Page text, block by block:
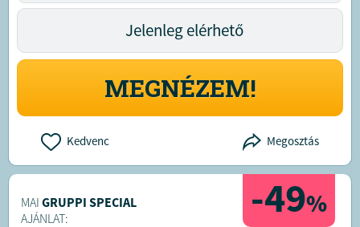
Jelenleg elérhető
MEGNÉZEM!
Kedvenc Megosztás
-49%
MAI GRUPPI SPECIAL
AJÁNLAT: